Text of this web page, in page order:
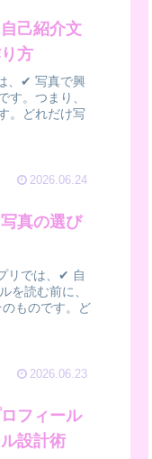
己紹介文
方
、✔ 写真で興
。つまり、
。どれだけ写
2026.06.24
真の選び
リでは、✔ 自
を読む前に、
ものです。ど
2026.06.23
フィール
設計術